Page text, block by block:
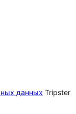
данных Tripster